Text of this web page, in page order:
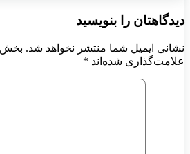
دیدگاهتان را بنویسید
نشانی ایمیل شما منتشر نخواهد شد.
علامت‌گذاری شده‌اند *